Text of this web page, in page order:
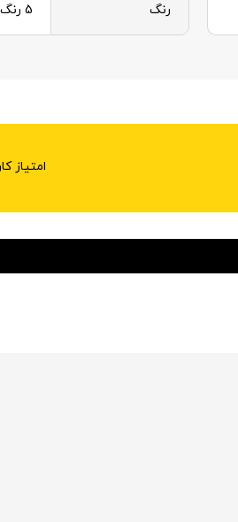
رنگ 5 رنگ
امتیاز